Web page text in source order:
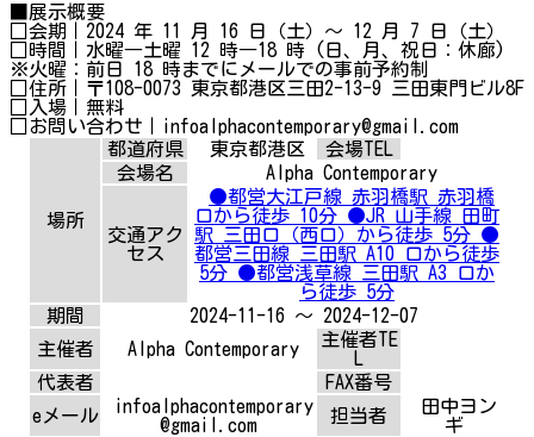
■展示概要
□会期｜2024 年 11 月 16 日（土）～ 12 月 7 日（土）
□時間｜水曜―土曜 12 時―18 時 (日、月、祝日：休廊)
※火曜：前日 18 時までにメールでの事前予約制
□住所｜〒108-0073 東京都港区三田2-13-9 三田東門ビル8F
□入場｜無料
□お問い合わせ｜infoalphacontemporary@gmail.com
場所
都道府県 東京都港区
会場TEL
会場名
Alpha Contemporary
交通アク
セス
●都営大江戸線 赤羽橋駅 赤羽橋
口から徒歩 10分 ●JR 山手線 田町
駅 三田口（西口）から徒歩 5分 ●
都営三田線 三田駅 A10 口から徒歩
5分 ●都営浅草線 三田駅 A3 口か
ら徒歩 5分
期間
2024-11-16 ～ 2024-12-07
主催者
Alpha Contemporary
主催者TE
代表者
FAX番号
eメール
infoalphacontemporary
@gmail.com
担当者
田中ヨン
ギ